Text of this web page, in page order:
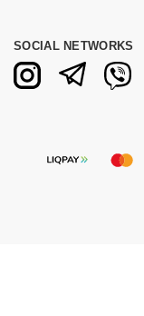
SOCIAL NETWORKS